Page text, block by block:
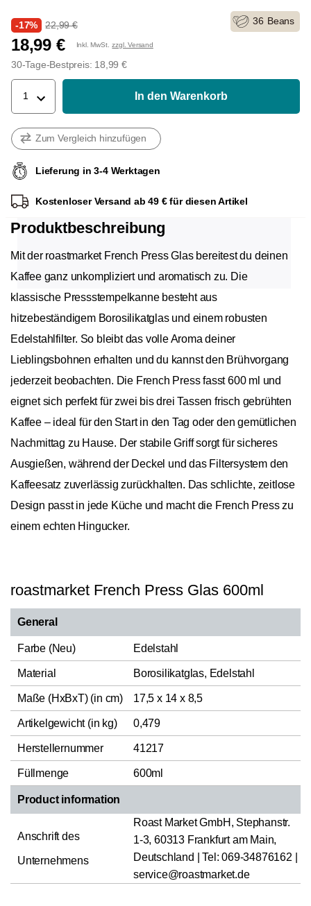
-17% 22,99 €
18,99 € Inkl. MwSt. zzgl. Versand
30-Tage-Bestpreis: 18,99 €
36 Beans
1 In den Warenkorb
Zum Vergleich hinzufügen
Lieferung in 3-4 Werktagen
Kostenloser Versand ab 49 € für diesen Artikel
Produktbeschreibung
Mit der roastmarket French Press Glas bereitest du deinen
Kaffee ganz unkompliziert und aromatisch zu. Die
klassische Pressstempelkanne besteht aus
hitzebeständigem Borosilikatglas und einem robusten
Edelstahlfilter. So bleibt das volle Aroma deiner
Lieblingsbohnen erhalten und du kannst den Brühvorgang
jederzeit beobachten. Die French Press fasst 600 ml und
eignet sich perfekt für zwei bis drei Tassen frisch gebrühten
Kaffee – ideal für den Start in den Tag oder den gemütlichen
Nachmittag zu Hause. Der stabile Griff sorgt für sicheres
Ausgießen, während der Deckel und das Filtersystem den
Kaffeesatz zuverlässig zurückhalten. Das schlichte, zeitlose
Design passt in jede Küche und macht die French Press zu
einem echten Hingucker.
roastmarket French Press Glas 600ml
General
Farbe (Neu) Edelstahl
Material Borosilikatglas, Edelstahl
Maße (HxBxT) (in cm) 17,5 x 14 x 8,5
Artikelgewicht (in kg) 0,479
Herstellernummer 41217
Füllmenge 600ml
Product information
Anschrift des
Unternehmens
Roast Market GmbH, Stephanstr.
1-3, 60313 Frankfurt am Main,
Deutschland | Tel: 069-34876162 |
service@roastmarket.de